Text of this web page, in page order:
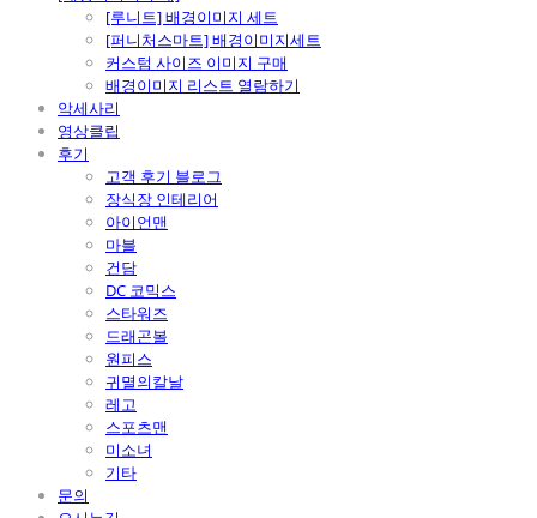
[루니트] 배경이미지 세트
[퍼니처스마트] 배경이미지세트
커스텀 사이즈 이미지 구매
배경이미지 리스트 열람하기
악세사리
영상클립
후기
고객 후기 블로그
장식장 인테리어
아이언맨
마블
건담
DC 코믹스
스타워즈
드래곤볼
원피스
귀멸의칼날
레고
스포츠맨
미소녀
기타
문의